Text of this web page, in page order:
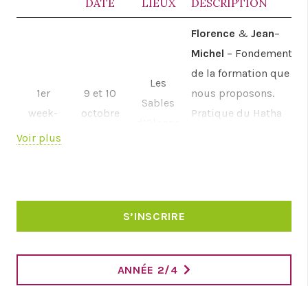
DATE LIEUX DESCRIPTION
1er
week-
end
9 et 10
octobre
Les
Sables
Florence & Jean–
Michel – Fondements
de la formation que
nous proposons.
Pratique du Hatha
Voir plus
S’INSCRIRE
ANNÉE 2/4